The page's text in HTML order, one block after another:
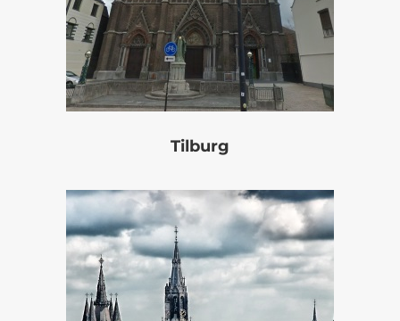
Tilburg